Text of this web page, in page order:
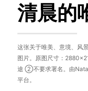
清晨的
这张关于唯美、意境、风
图片。原图尺寸：
途 ②不要求署名。由
平台。